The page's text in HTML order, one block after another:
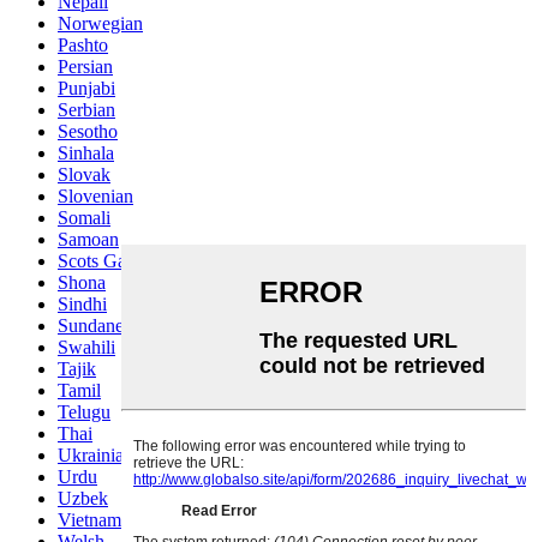
Norwegian
Pashto
Persian
Punjabi
Serbian
Sesotho
Sinhala
Slovak
Slovenian
Somali
Samoan
Scots Gaelic
Shona
Sindhi
Sundanese
Swahili
Tajik
Tamil
Telugu
Thai
Ukrainian
Urdu
Uzbek
Vietnamese